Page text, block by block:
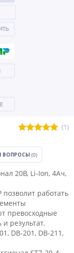
(1)
ВОПРОСЫ (0)
20В, Li-Ion, 4Ач,
работать
превосходные
результат.
DB-201, DB-211,